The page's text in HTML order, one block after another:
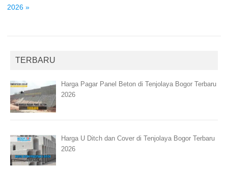
2026 »
TERBARU
Harga Pagar Panel Beton di Tenjolaya Bogor Terbaru
2026
Harga U Ditch dan Cover di Tenjolaya Bogor Terbaru
2026